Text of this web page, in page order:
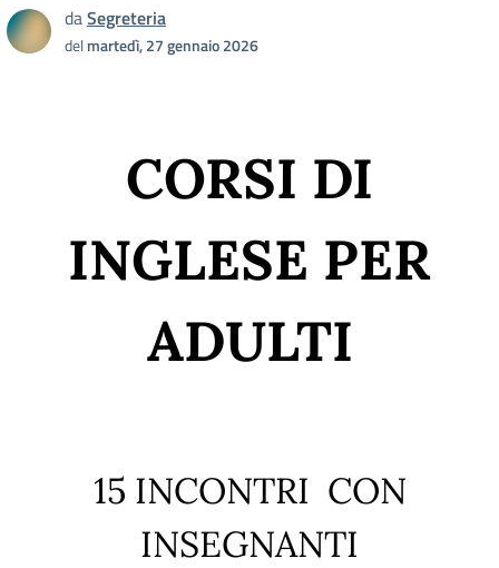
daSegreteria
delmartedì, 27 gennaio 2026
CORSI DI
INGLESE PER
ADULTI
15 INCONTRI CON
INSEGNANTI